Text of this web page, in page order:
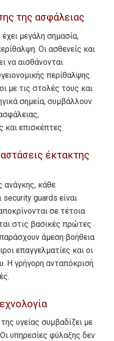
της ασφάλειας
μεγάλη σημασία,
Οι ασθενείς και
να αισθάνονται
περίθαλψης.
με τις στολές τους και
σημεία, συμβάλλουν
και επισκέπτες.
έκτακτης
ανάγκης, κάθε
guards είναι
σε τέτοια
στις βασικές πρώτες
άμεση βοήθεια
επαγγελματίες και οι
Η γρήγορη ανταπόκρισή
υγείας συμβαδίζει με
υπηρεσίες φύλαξης δεν